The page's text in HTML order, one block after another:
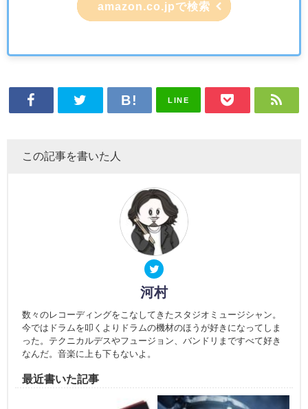
amazon.co.jpで検索
LINE
この記事を書いた人
河村
数々のレコーディングをこなしてきたスタジオミュージシャン。
今ではドラムを叩くよりドラムの機材のほうが好きになってしま
った。テクニカルデスやフュージョン、バンドリまですべて好き
なんだ。音楽に上も下もないよ。
最近書いた記事